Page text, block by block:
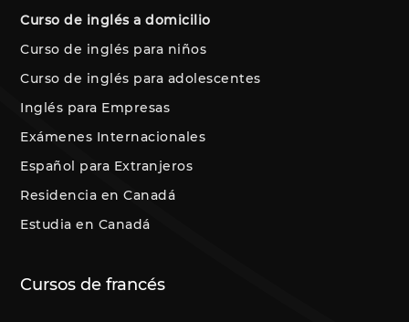
Curso de inglés a domicilio
Curso de inglés para niños
Curso de inglés para adolescentes
Inglés para Empresas
Exámenes Internacionales
Español para Extranjeros
Residencia en Canadá
Estudia en Canadá
Cursos de francés